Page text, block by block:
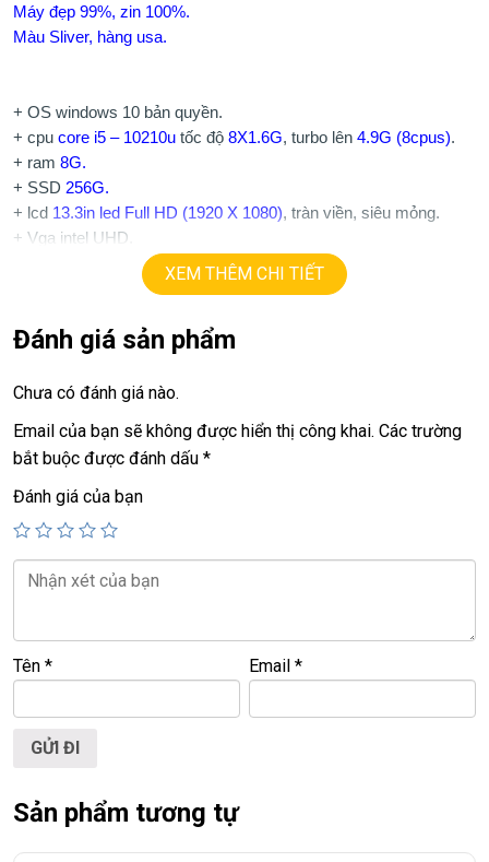
Máy đẹp 99%, zin 100%.
Màu Sliver, hàng usa.
+ OS windows 10 bản quyền.
+ cpu core i5 – 10210u tốc độ 8X1.6G, turbo lên 4.9G (8cpus).
+ ram 8G.
+ SSD 256G.
+ lcd 13.3in led Full HD (1920 X 1080), tràn viền, siêu mỏng.
+ Vga intel UHD.
+ webcam. usb type C,Finger.
+ Phím chiclet, có đèn phím.
Giá:24,9tr.
LAPTOP TRIỀU PHÁT – UY TÍN – CHẤT LƯỢNG – GIÁ RẺ.
Website:https://laptoptrieuphat.com
ĐC: 60/26 Đồng Đen, p.14, Tân Bình
<<< Tất cả sản phẩm Laptop Triều Phát đều được bao ra hãng
XEM THÊM CHI TIẾT
Đánh giá sản phẩm
Chưa có đánh giá nào.
Email của bạn sẽ không được hiển thị công khai. Các trường
bắt buộc được đánh dấu *
Đánh giá của bạn
Tên * Email*
Sản phẩm tương tự